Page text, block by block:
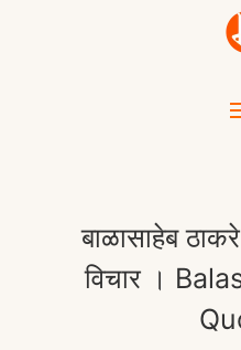
बाळासाहेब
विचार ।